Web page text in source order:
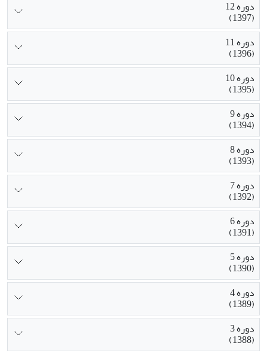
دوره 12
(1397)
دوره 11
(1396)
دوره 10
(1395)
دوره 9
(1394)
دوره 8
(1393)
دوره 7
(1392)
دوره 6
(1391)
دوره 5
(1390)
دوره 4
(1389)
دوره 3
(1388)